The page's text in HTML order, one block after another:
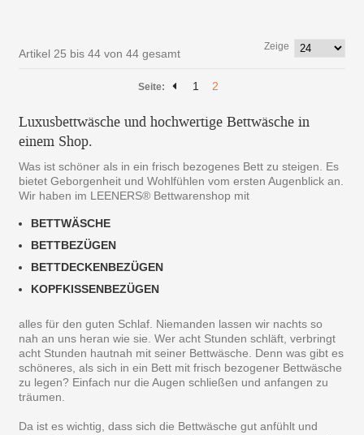
Artikel 25 bis 44 von 44 gesamt
Zeige
Seite: 1 2
Luxusbettwäsche und hochwertige Bettwäsche in
einem Shop.
Was ist schöner als in ein frisch bezogenes Bett zu steigen. Es
bietet Geborgenheit und Wohlfühlen vom ersten Augenblick an.
Wir haben im LEENERS® Bettwarenshop mit
BETTWÄSCHE
BETTBEZÜGEN
BETTDECKENBEZÜGEN
KOPFKISSENBEZÜGEN
alles für den guten Schlaf. Niemanden lassen wir nachts so
nah an uns heran wie sie. Wer acht Stunden schläft, verbringt
acht Stunden hautnah mit seiner Bettwäsche. Denn was gibt es
schöneres, als sich in ein Bett mit frisch bezogener Bettwäsche
zu legen? Einfach nur die Augen schließen und anfangen zu
träumen.
Da ist es wichtig, dass sich die Bettwäsche gut anfühlt und